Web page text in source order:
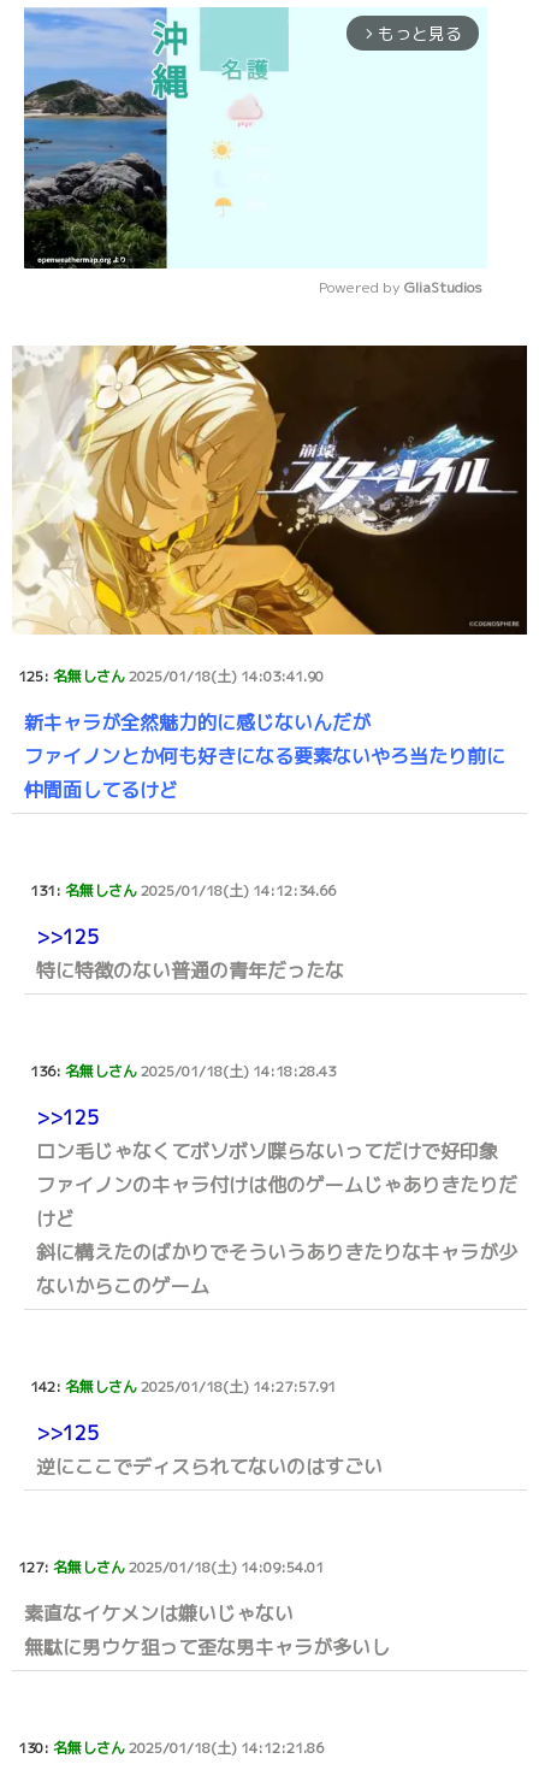
arrow_forward_ios もっと見る
Powered by GliaStudios
125: 名無しさん2025/01/18(土) 14:03:41.90
新キャラが全然魅力的に感じないんだが
ファイノンとか何も好きになる要素ないやろ当たり前に
仲間面してるけど
131: 名無しさん2025/01/18(土) 14:12:34.66
>>125
特に特徴のない普通の青年だったな
136: 名無しさん2025/01/18(土) 14:18:28.43
>>125
ロン毛じゃなくてボソボソ喋らないってだけで好印象
ファイノンのキャラ付けは他のゲームじゃありきたりだ
けど
斜に構えたのばかりでそういうありきたりなキャラが少
ないからこのゲーム
142: 名無しさん2025/01/18(土) 14:27:57.91
>>125
逆にここでディスられてないのはすごい
127: 名無しさん2025/01/18(土) 14:09:54.01
素直なイケメンは嫌いじゃない
無駄に男ウケ狙って歪な男キャラが多いし
130: 名無しさん2025/01/18(土) 14:12:21.86